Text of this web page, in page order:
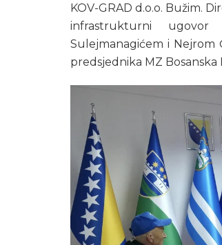
KOV-GRAD d.o.o. Bužim.
infrastrukturni ugovor
Sulejmanagićem i Nejrom
predsjednika MZ Bosanska